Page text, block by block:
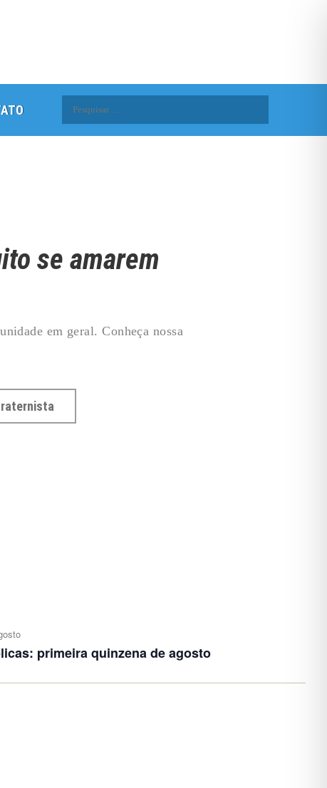
se amarem
em geral. Conheça nossa
primeira quinzena de agosto